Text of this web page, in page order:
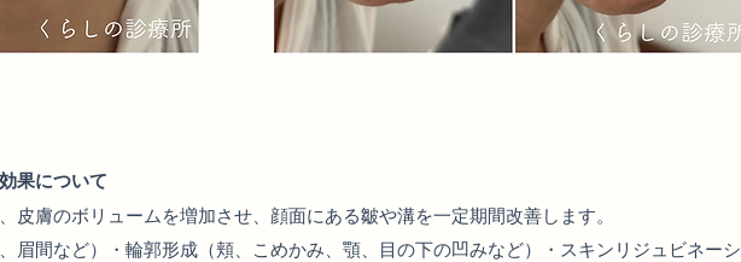
果について
皮膚のボリュームを増加させ、顔面にある皺や溝を一定期間改善します。
眉間など）・輪郭形成（頬、こめかみ、顎、目の下の凹みなど）・スキンリジュビネーシ